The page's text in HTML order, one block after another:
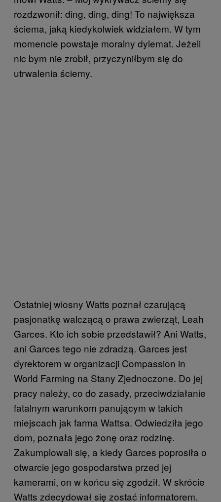
rozdzwonił: ding, ding, ding! To największa
ściema, jaką kiedykolwiek widziałem. W tym
momencie powstaje moralny dylemat. Jeżeli
nic bym nie zrobił, przyczyniłbym się do
utrwalenia ściemy.
Ostatniej wiosny Watts poznał czarującą
pasjonatkę walczącą o prawa zwierząt, Leah
Garces. Kto ich sobie przedstawił? Ani Watts,
ani Garces tego nie zdradzą. Garces jest
dyrektorem w organizacji Compassion in
World Farming na Stany Zjednoczone. Do jej
pracy należy, co do zasady, przeciwdziałanie
fatalnym warunkom panującym w takich
miejscach jak farma Wattsa. Odwiedziła jego
dom, poznała jego żonę oraz rodzinę.
Zakumplowali się, a kiedy Garces poprosiła o
otwarcie jego gospodarstwa przed jej
kamerami, on w końcu się zgodził. W skrócie
Watts zdecydował się zostać informatorem.